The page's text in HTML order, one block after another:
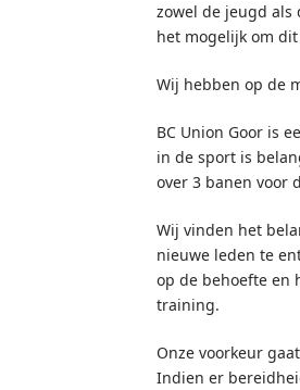
zowel de jeugd als
het mogelijk om
Wij hebben op de
BC Union Goor is
in de sport is
over 3 banen voor
Wij vinden het
nieuwe leden te
op de behoefte en
training.
Onze voorkeur
Indien er